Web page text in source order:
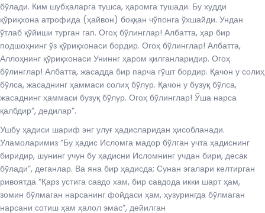
бўлади. Ким шубҳаларга тушса, ҳаромга тушади. Бу худди
қўриқхона атрофида (ҳайвон) боққан чўпонга ўхшайди. Ундан
ўтлаб қўйиши турган гап. Огоҳ бўлинглар! Албатта, ҳар бир
подшоҳнинг ўз қўриқхонаси бордир. Огоҳ бўлинглар! Албатта,
Аллоҳнинг қўриқхонаси Униннг ҳаром қилганларидир. Огоҳ
бўлинглар! Албатта, жасадда бир парча гўшт бордир. Қачон у солиҳ
бўлса, жасаднинг ҳаммаси солиҳ бўлур. Қачон у бузуқ бўлса,
жасаднинг ҳаммаси бузуқ бўлур. Огоҳ бўлинглар! Ўша нарса
қалбдир”, дедилар”.
Ушбу ҳадиси шариф энг улуғ ҳадисларидан ҳисобланади.
Уламоларимиз “Бу ҳадис Исломга мадор бўлган учта ҳадиснинг
биридир, шунинг учун бу ҳадисни Исломнинг учдан бири, десак
бўлади”, деганлар. Ва яна бир ҳадисда: Сунан эгалари келтирган
ривоятда “Қарз устига савдо хам, бир савдода икки шарт ҳам,
зомин бўлмаган нарсанинг фойдаси ҳам, ҳузурингда бўлмаган
нарсани сотиш ҳам ҳалол эмас”, дейилган